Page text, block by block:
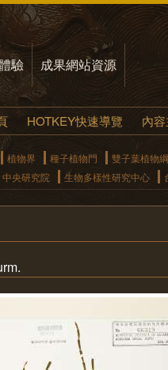
驗 成果網站資源
HOTKEY快速導覽 內
植物界 種子植物門 雙子葉植物綱
中央研究院 生物多樣性研究中心